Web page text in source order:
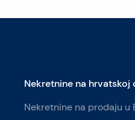
Nekretnine na hrvatskoj
Nekretnine na prodaju u